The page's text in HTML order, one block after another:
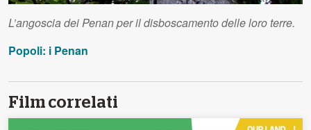
L’angoscia dei Penan per il disboscamento delle loro terre.
Popoli: i Penan
Film correlati